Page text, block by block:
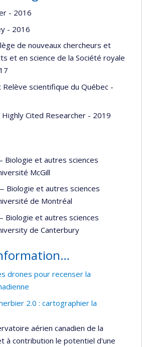
- 2016
- 2016
de nouveaux chercheurs et
et en science de la Société royale
Relève scientifique du Québec -
Highly Cited Researcher - 2019
Biologie et autres sciences
McGill
Biologie et autres sciences
de Montréal
Biologie et autres sciences
de Canterbury
drones pour recenser la
2.0 : cartographier la
aérien canadien de la
à contribution le potentiel d'une